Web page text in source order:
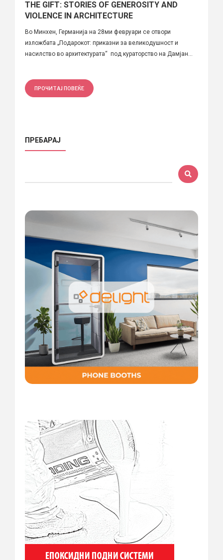
THE GIFT: STORIES OF GENEROSITY AND
VIOLENCE IN ARCHITECTURE
Во Минхен, Германија на 28ми февруари се отвори
изложбата „Подарокот: приказни за великодушност и
насилство во архитектурата“ под кураторство на Дамјан...
ПРОЧИТАЈ ПОВЕЌЕ
ПРЕБАРАЈ